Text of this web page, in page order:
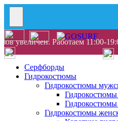
увеличен. Работаем 11:00-
Серфборды
Гидрокостюмы
Гидрокостюмы
Гидрокостюмы
Гидрокостюмы